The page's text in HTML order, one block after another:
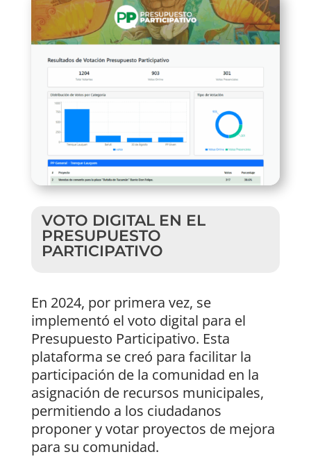
VOTO DIGITAL EN EL
PRESUPUESTO
PARTICIPATIVO
En 2024, por primera vez, se
implementó el voto digital para el
Presupuesto Participativo. Esta
plataforma se creó para facilitar la
participación de la comunidad en la
asignación de recursos municipales,
permitiendo a los ciudadanos
proponer y votar proyectos de mejora
para su comunidad.